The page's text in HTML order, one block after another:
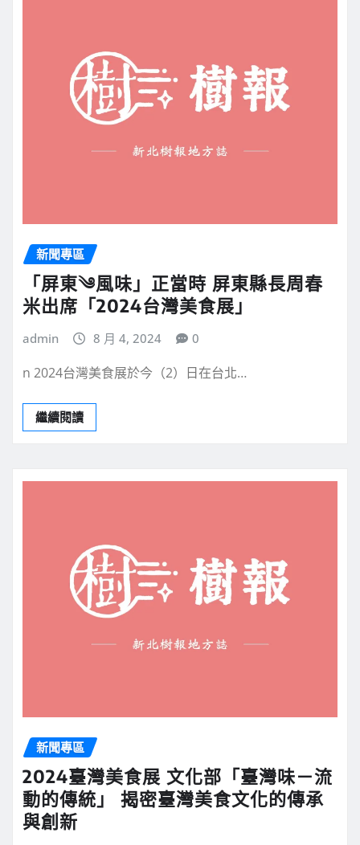
新聞專區
「屏東༄風味」正當時 屏東縣長周春
米出席「2024台灣美食展」
admin 8 月 4, 2024 0
n 2024台灣美食展於今（2）日在台北…
繼續閱讀
新聞專區
2024臺灣美食展 文化部「臺灣味－流
動的傳統」 揭密臺灣美食文化的傳承
與創新